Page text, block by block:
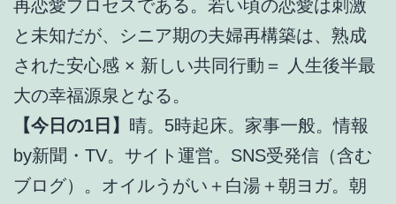
再恋愛プロセスである。若い頃の恋愛は刺激
と未知だが、シニア期の夫婦再構築は、熟成
された安心感 × 新しい共同行動＝ 人生後半最
大の幸福源泉となる。
【今日の1日】 晴。5時起床。家事一般。情報
by新聞・TV。サイト運営。SNS受発信（含む
ブログ）。オイルうがい＋白湯＋朝ヨガ。朝